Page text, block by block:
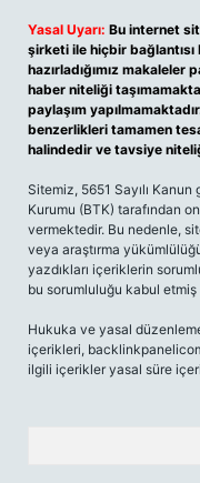
Yasal Uyarı: Bu internet
şirketi ile hiçbir
hazırladığımız makaleler
haber niteliği
paylaşım
benzerlikleri tamamen
halindedir ve tavsiye
Sitemiz, 5651 Sayılı
Kurumu (BTK) tarafından
vermektedir. Bu nedenle,
veya araştırma
yazdıkları içeriklerin
bu sorumluluğu kabul etmiş
Hukuka ve yasal
içerikleri,
ilgili içerikler yasal süre